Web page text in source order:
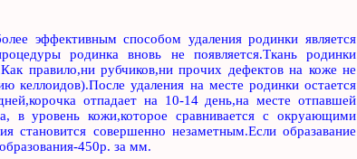
эффективным способом удаления родинки является
родинка вновь не появляется.Ткань родинки
правило,ни рубчиков,ни прочих дефектов на коже не
келлоидов).После удаления на месте родинки остается
отпадает на 10-14 день,на месте отпавшей
в уровень кожи,которое сравнивается с окруающими
становится совершенно незаметным.Если образавание
450р. за мм.